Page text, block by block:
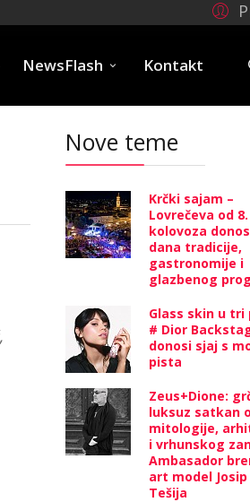
NewsFlash Kontakt
Nove teme
Krčki sajam –
Lovrečeva od
kolovoza
dana tradicije,
gastronomije i
glazbenog
Glass skin u tri
# Dior
donosi sjaj s
pista
Zeus+Dione:
luksuz satkan
mitologije,
i vrhunskog
Ambasador
art model Josip
Tešija